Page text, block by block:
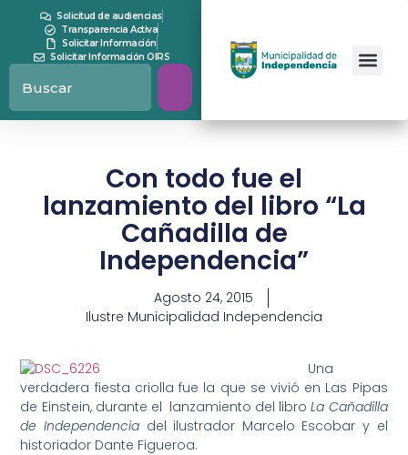
Solicitud de audiencias
Transparencia Activa
Solicitar Información
Solicitar Información OIRS
Con todo fue el
lanzamiento del libro “La
Cañadilla de
Independencia”
Agosto 24, 2015
Ilustre Municipalidad Independencia
Una
verdadera fiesta criolla fue la que se vivió en Las Pipas
de Einstein, durante el lanzamiento del libroLa Cañadilla
de Independencia del ilustrador Marcelo Escobar y el
historiador Dante Figueroa.